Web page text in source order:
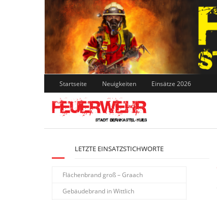
Skip
to
content
Startseite Neuigkeiten Einsätze 2026
LETZTE EINSATZSTICHWORTE
Flächenbrand groß – Graach
Gebäudebrand in Wittlich